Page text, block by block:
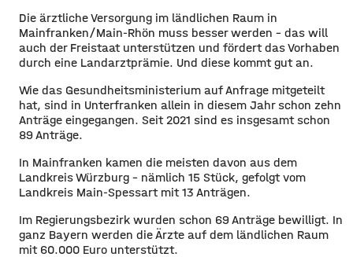
​​Die ärztliche Versorgung im ländlichen Raum in
Mainfranken/Main-Rhön muss besser werden – das will
auch der Freistaat unterstützen und fördert das Vorhaben
durch eine Landarztprämie. Und diese kommt gut an.
​Wie das Gesundheitsministerium auf Anfrage mitgeteilt
hat, sind in Unterfranken allein in diesem Jahr schon zehn
Anträge eingegangen. Seit 2021 sind es insgesamt schon
89 Anträge.
​In Mainfranken kamen die meisten davon aus dem
Landkreis Würzburg – nämlich 15 Stück, gefolgt vom
Landkreis Main-Spessart mit 13 Anträgen.
Im Regierungsbezirk wurden schon 69 Anträge bewilligt. In
ganz Bayern werden die Ärzte auf dem ländlichen Raum
mit 60.000 Euro unterstützt.